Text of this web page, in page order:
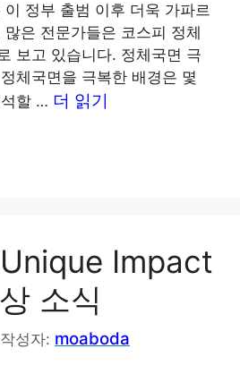
정부 출범 이후 더욱 가파르
은 전문가들은 코스피 정체
보고 있습니다. 정체국면 극
체국면을 극복한 배경은 몇
할 … 더 읽기
Impact
소식
작성자: moaboda